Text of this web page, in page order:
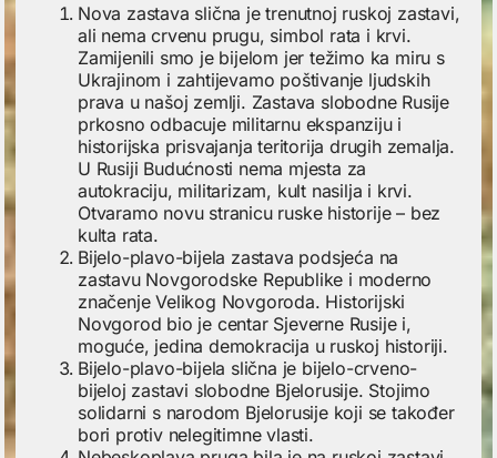
Nova zastava slična je trenutnoj ruskoj zastavi,
ali nema crvenu prugu, simbol rata i krvi.
Zamijenili smo je bijelom jer težimo ka miru s
Ukrajinom i zahtijevamo poštivanje ljudskih
prava u našoj zemlji. Zastava slobodne Rusije
prkosno odbacuje militarnu ekspanziju i
historijska prisvajanja teritorija drugih zemalja.
U Rusiji Budućnosti nema mjesta za
autokraciju, militarizam, kult nasilja i krvi.
Otvaramo novu stranicu ruske historije – bez
kulta rata.
Bijelo-plavo-bijela zastava podsjeća na
zastavu Novgorodske Republike i moderno
značenje Velikog Novgoroda. Historijski
Novgorod bio je centar Sjeverne Rusije i,
moguće, jedina demokracija u ruskoj historiji.
Bijelo-plavo-bijela slična je bijelo-crveno-
bijeloj zastavi slobodne Bjelorusije. Stojimo
solidarni s narodom Bjelorusije koji se također
bori protiv nelegitimne vlasti.